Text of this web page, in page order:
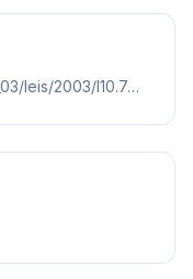
www.planalto.gov.br/ccivil_03/leis/2003/l10.741.htm